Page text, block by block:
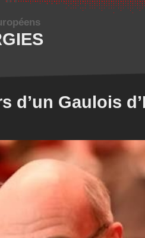
d’un Gaulois